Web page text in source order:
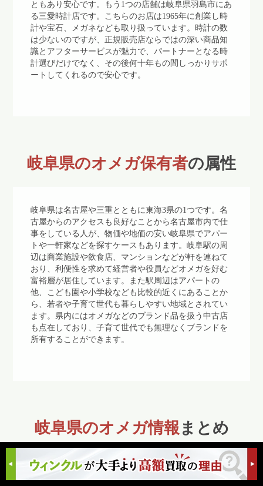
ともあり安心です。もう1つの店舗は岐阜県羽島市にあ
る三愛時計店です。こちらのお店は1965年に創業し時
計や宝石、メガネなども取り扱っています。時計の数
は少ないのですが、正規販売店ならではの深い商品知
識とアフターサービスが魅力で、パートナーとなる時
計選びだけでなく、その後何十年もの間しっかりサポ
ートしてくれるので安心です。
岐阜県のオメガ保有者の属性
岐阜県は名古屋や三重とともに東海3県の1つです。名
古屋からのアクセスも良好なことから名古屋市内で仕
事をしている人が、物価や地価の安い岐阜県でアパー
トや一軒家などを探すケースもあります。岐阜駅の周
辺は商業施設や飲食店、マンションなどが軒を連ねて
おり、利便性を求めて経営者や役員などオメガを好む
富裕層が居住しています。また駅周辺はアパートの
他、こども園や小学校なども比較的近くにあることか
ら、若者や子育て世代も暮らしやすい地域とされてい
ます。県内にはオメガなどのブランド品を扱う中古店
も点在しており、子育て世代でも無理なくブランドを
所有することができます。
岐阜県のオメガ情報 まとめ
歴史や伝統文化を感じられる岐阜県は、自然に満ち溢